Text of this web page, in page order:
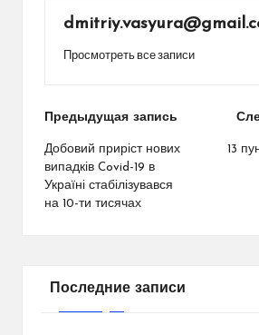
Просмотреть все записи
Навигация
по
записям
Предыдущая запись
Добовий приріст нових
випадків Covid-19 в
Україні стабілізувався
на 10-ти тисячах
13
Последние записи